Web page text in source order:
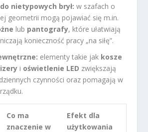
nietypowych brył: w szafach o
geometrii mogą pojawiać się m.in.
lub pantografy, które ułatwiają
konieczność pracy „na siłę”.
elementy takie jak kosze
i oświetlenie LED zwiększają
czynności oraz pomagają w
Co ma
znaczenie w
Efekt dla
użytkowania